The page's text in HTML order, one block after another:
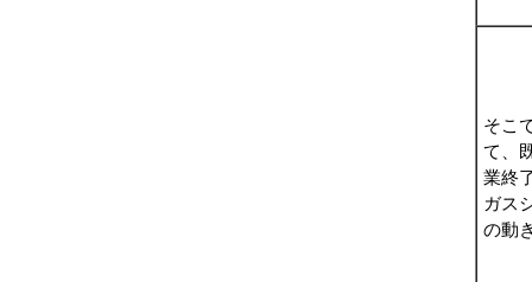
そこ
て、
業終
ガス
の動